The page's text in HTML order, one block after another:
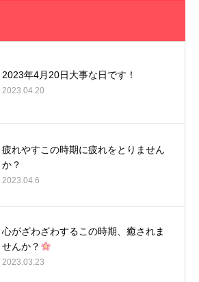
2023年4月20日大事な日です！
2023.04.20
疲れやすこの時期に疲れをとりません
か？
2023.04.6
心がざわざわするこの時期、癒されま
せんか？
2023.03.23